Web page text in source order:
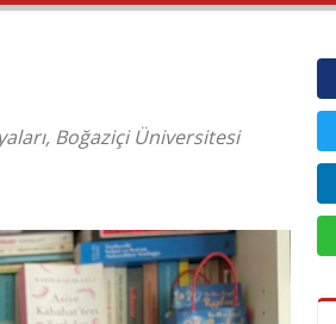
Boğaziçi Üniversitesi